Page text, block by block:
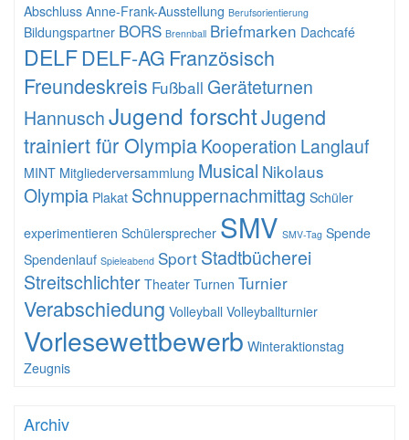
Abschluss Anne-Frank-Ausstellung Berufsorientierung
Bildungspartner BORS Brennball Briefmarken Dachcafé
DELFDELF-AG Französisch
Freundeskreis Fußball Geräteturnen
HannuschJugend forschtJugend
trainiert für OlympiaKooperation Langlauf
MINT Mitgliederversammlung Musical Nikolaus
Olympia Plakat Schnuppernachmittag Schüler
experimentieren Schülersprecher SMV SMV-Tag Spende
Spendenlauf Spieleabend Sport Stadtbücherei
Streitschlichter Theater Turnen Turnier
Verabschiedung Volleyball Volleyballturnier
Vorlesewettbewerb Winteraktionstag
Zeugnis
Archiv